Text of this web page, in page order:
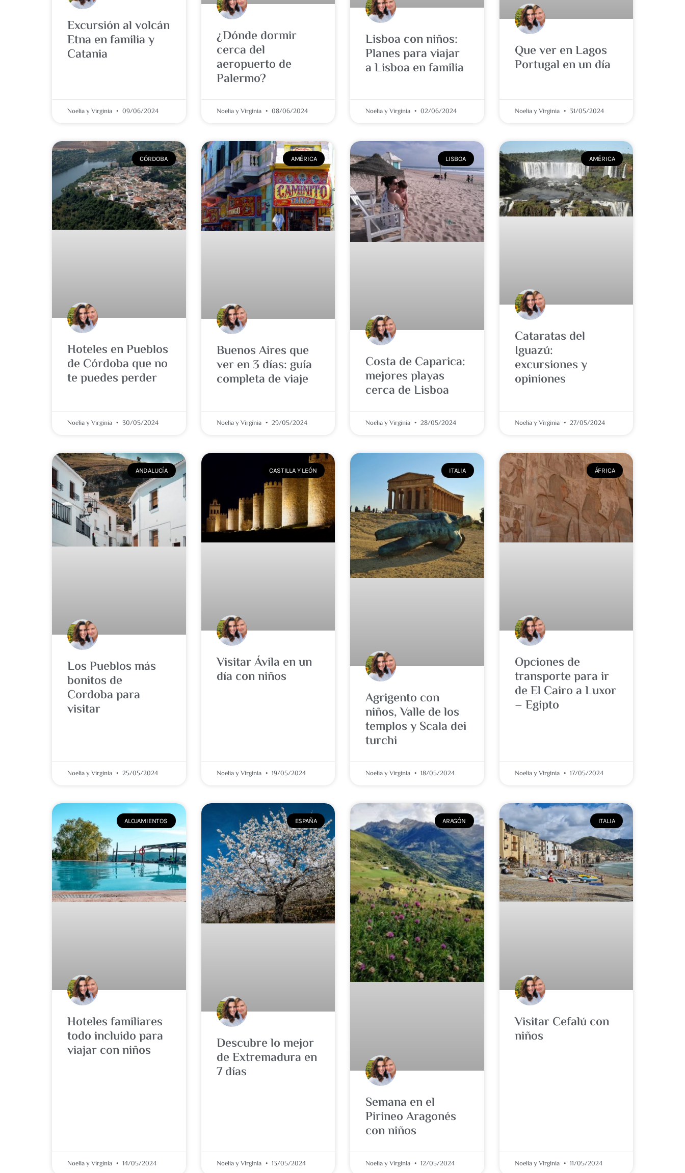
Excursión al volcán
Etna en familia y
Catania
Noelia y Virginia 09/06/2024
¿Dónde dormir
cerca del
aeropuerto de
Palermo?
Noelia y Virginia 08/06/2024
Lisboa con niños:
Planes para viajar
a Lisboa en familia
Noelia y Virginia 02/06/2024
Que ver en Lagos
Portugal en un día
Noelia y Virginia 31/05/2024
CÓRDOBA
Hoteles en Pueblos
de Córdoba que no
te puedes perder
Noelia y Virginia 30/05/2024
AMÉRICA
Buenos Aires que
ver en 3 días: guía
completa de viaje
Noelia y Virginia 29/05/2024
LISBOA
Costa de Caparica:
mejores playas
cerca de Lisboa
Noelia y Virginia 28/05/2024
AMÉRICA
Cataratas del
Iguazú:
excursiones y
opiniones
Noelia y Virginia 27/05/2024
ANDALUCÍA
Los Pueblos más
bonitos de
Cordoba para
visitar
Noelia y Virginia 25/05/2024
CASTILLA Y LEÓN
Visitar Ávila en un
día con niños
Noelia y Virginia 19/05/2024
ITALIA
Agrigento con
niños, Valle de los
templos y Scala dei
turchi
Noelia y Virginia 18/05/2024
ÁFRICA
Opciones de
transporte para ir
de El Cairo a Luxor
– Egipto
Noelia y Virginia 17/05/2024
ALOJAMIENTOS
Hoteles familiares
todo incluido para
viajar con niños
Noelia y Virginia 14/05/2024
ESPAÑA
Descubre lo mejor
de Extremadura en
7 días
Noelia y Virginia 13/05/2024
ARAGÓN
Semana en el
Pirineo Aragonés
con niños
Noelia y Virginia 12/05/2024
ITALIA
Visitar Cefalú con
niños
Noelia y Virginia 11/05/2024